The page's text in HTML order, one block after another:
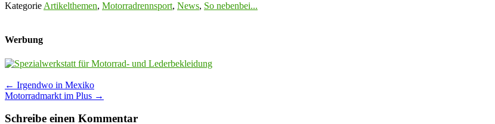
Kategorie Artikelthemen, Motorradrennsport, News, So nebenbei...
Werbung
Post
navigation
← Irgendwo in Mexiko
Motorradmarkt im Plus →
Schreibe einen Kommentar